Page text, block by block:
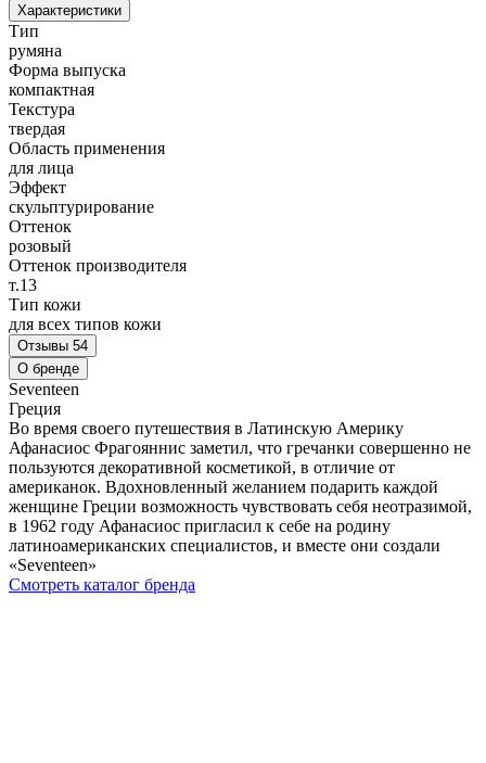
Характеристики
Тип
румяна
Форма выпуска
компактная
Текстура
твердая
Область применения
для лица
Эффект
скульптурирование
Оттенок
розовый
Оттенок производителя
т.13
Тип кожи
для всех типов кожи
Отзывы 54
О бренде
Seventeen
Греция
Во время своего путешествия в Латинскую Америку
Афанасиос Фрагояннис заметил, что гречанки совершенно не
пользуются декоративной косметикой, в отличие от
американок. Вдохновленный желанием подарить каждой
женщине Греции возможность чувствовать себя неотразимой,
в 1962 году Афанасиос пригласил к себе на родину
латиноамериканских специалистов, и вместе они создали
«Seventeen»
Смотреть каталог бренда